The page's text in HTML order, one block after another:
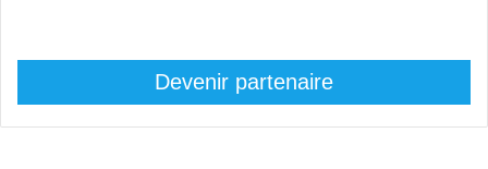
Devenir partenaire